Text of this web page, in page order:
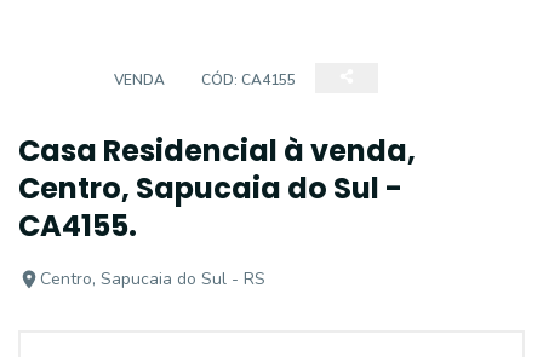
VENDA CÓD: CA4155
Casa Residencial à venda,
Centro, Sapucaia do Sul -
CA4155.
Centro, Sapucaia do Sul - RS